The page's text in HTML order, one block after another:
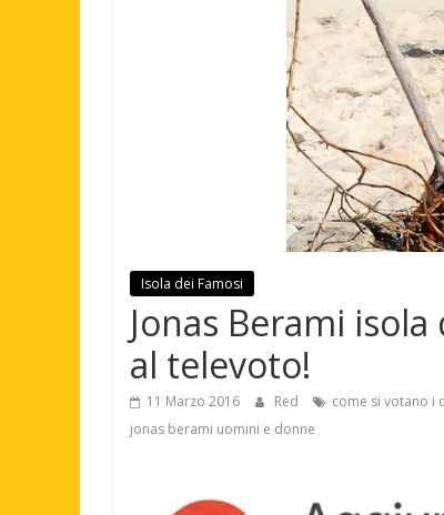
Isola dei Famosi
Jonas Berami
al televoto!
11 Marzo 2016 Red come si votano i
jonas berami uomini e donne